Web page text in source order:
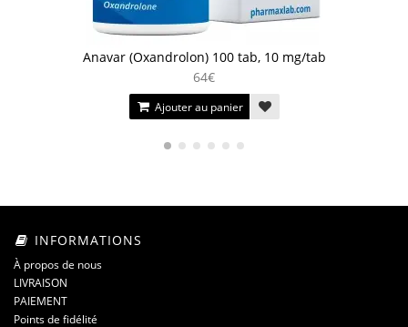
Anavar (Oxandrolon) 100 tab, 10 mg/tab
64€
Ajouter au panier
INFORMATIONS
À propos de nous
LIVRAISON
PAIEMENT
Points de fidélité